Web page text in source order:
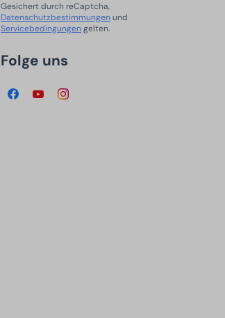
Gesichert durch reCaptcha,
Datenschutzbestimmungen und
Servicebedingungen gelten.
Folge uns